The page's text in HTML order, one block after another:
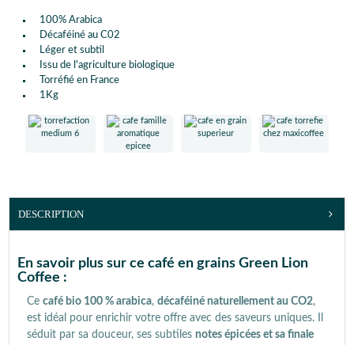
100% Arabica
Décaféiné au C02
Léger et subtil
Issu de l'agriculture biologique
Torréfié en France
1Kg
DESCRIPTION
En savoir plus sur ce café en grains Green Lion
Coffee :
Ce café bio 100 % arabica, décaféiné naturellement au CO2,
est idéal pour enrichir votre offre avec des saveurs uniques. Il
séduit par sa douceur, ses subtiles notes épicées et sa finale